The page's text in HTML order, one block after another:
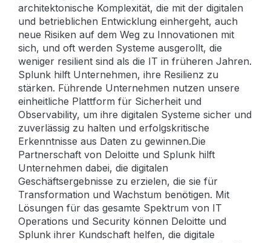
architektonische Komplexität, die mit der digitalen
und betrieblichen Entwicklung einhergeht, auch
neue Risiken auf dem Weg zu Innovationen mit
sich, und oft werden Systeme ausgerollt, die
weniger resilient sind als die IT in früheren Jahren.
Splunk hilft Unternehmen, ihre Resilienz zu
stärken. Führende Unternehmen nutzen unsere
einheitliche Plattform für Sicherheit und
Observability, um ihre digitalen Systeme sicher und
zuverlässig zu halten und erfolgskritische
Erkenntnisse aus Daten zu gewinnen.Die
Partnerschaft von Deloitte und Splunk hilft
Unternehmen dabei, die digitalen
Geschäftsergebnisse zu erzielen, die sie für
Transformation und Wachstum benötigen. Mit
Lösungen für das gesamte Spektrum von IT
Operations und Security können Deloitte und
Splunk ihrer Kundschaft helfen, die digitale